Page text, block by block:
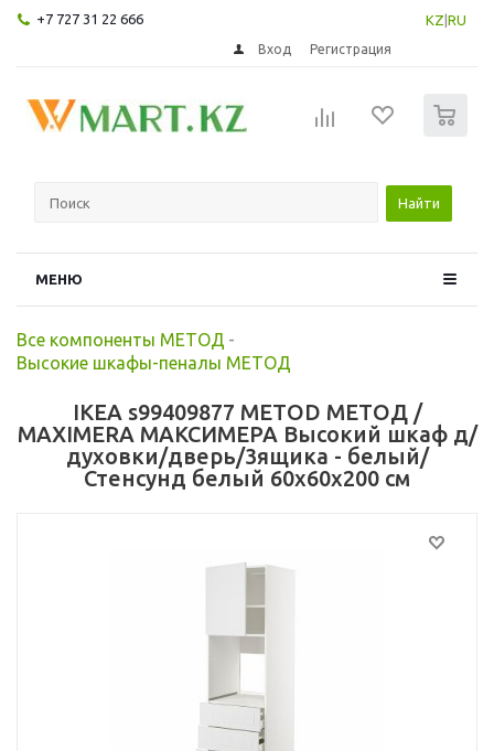
+7 727 31 22 666 KZ RU
Вход Регистрация
Найти
МЕНЮ
Все компоненты МЕТОД -
Высокие шкафы-пеналы МЕТОД
IKEA s99409877 METOD МЕТОД /
MAXIMERA МАКСИМЕРА Высокий шкаф д/
духовки/дверь/3ящика - белый/
Стенсунд белый 60x60x200 см